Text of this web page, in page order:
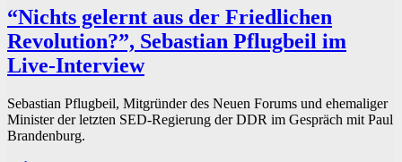
“Nichts gelernt aus der Friedlichen
Revolution?”, Sebastian Pflugbeil im
Live-Interview
Sebastian Pflugbeil, Mitgründer des Neuen Forums und ehemaliger
Minister der letzten SED-Regierung der DDR im Gespräch mit Paul
Brandenburg.